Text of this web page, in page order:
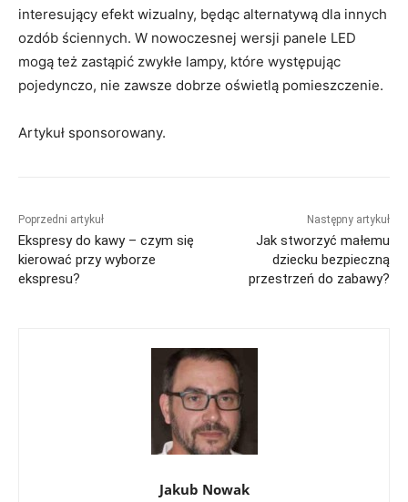
interesujący efekt wizualny, będąc alternatywą dla innych
ozdób ściennych. W nowoczesnej wersji panele LED
mogą też zastąpić zwykłe lampy, które występując
pojedynczo, nie zawsze dobrze oświetlą pomieszczenie.
Artykuł sponsorowany.
Poprzedni artykuł
Ekspresy do kawy – czym się
kierować przy wyborze
ekspresu?
Następny artykuł
Jak stworzyć małemu
dziecku bezpieczną
przestrzeń do zabawy?
Jakub Nowak